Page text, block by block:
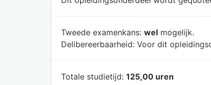
Tweede examenkans: wel mogelijk.
Delibereerbaarheid: Voor dit
Totale studietijd: 125,00 uren